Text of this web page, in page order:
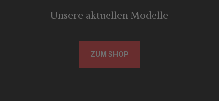
Unsere aktuellen Modelle
ZUM SHOP